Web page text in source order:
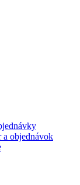
objednávok